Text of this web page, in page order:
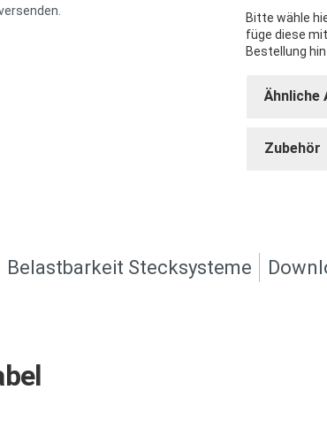
Bitte wähle
füge diese
Bestellung
Ähnliche
Zubehör
Belastbarkeit Stecksysteme